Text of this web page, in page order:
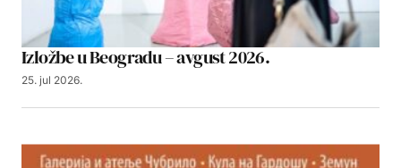
Izložbe u Beogradu – avgust 2026.
25. jul 2026.